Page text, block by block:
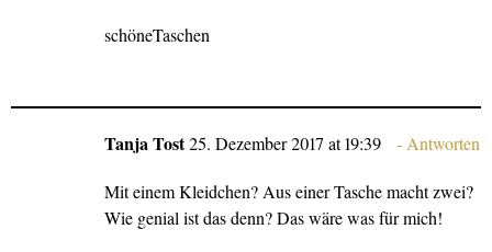
schöneTaschen
Tanja Tost25. Dezember 2017 at 19:39 Antworten
Mit einem Kleidchen? Aus einer Tasche macht zwei?
Wie genial ist das denn? Das wäre was für mich!